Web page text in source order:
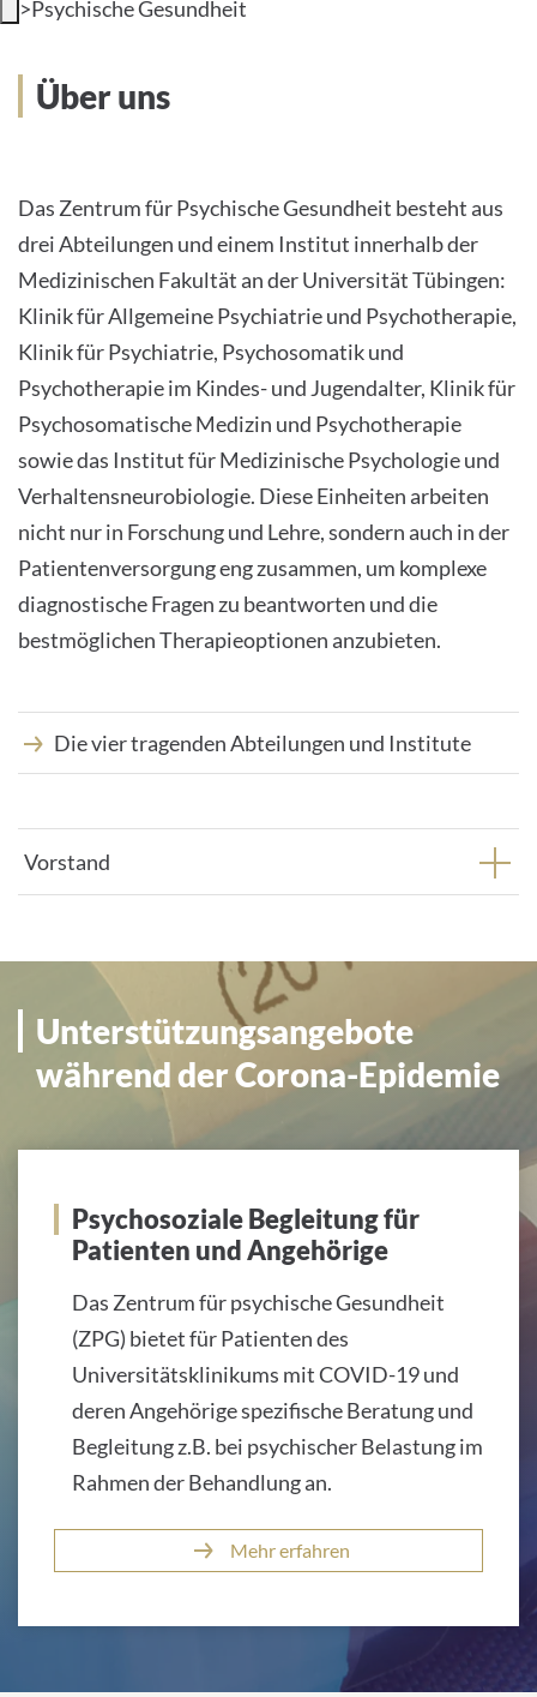
PRESSE
DAS KLINIKUM
PATIENTEN &AMP; BESUCHER
KARRIERE
KONTAKT
PRESSE
LEICHTE SPRACHE
Deutsch
Datenschutz
>Psychische Gesundheit
Über uns
Das Zentrum für Psychische Gesundheit besteht aus
drei Abteilungen und einem Institut innerhalb der
Medizinischen Fakultät an der Universität Tübingen:
Klinik für Allgemeine Psychiatrie und Psychotherapie,
Klinik für Psychiatrie, Psychosomatik und
Psychotherapie im Kindes- und Jugendalter, Klinik für
Psychosomatische Medizin und Psychotherapie
sowie das Institut für Medizinische Psychologie und
Verhaltensneurobiologie. Diese Einheiten arbeiten
nicht nur in Forschung und Lehre, sondern auch in der
Patientenversorgung eng zusammen, um komplexe
diagnostische Fragen zu beantworten und die
bestmöglichen Therapieoptionen anzubieten.
Die vier tragenden Abteilungen und Institute
Vorstand
Unterstützungsangebote
während der Corona-Epidemie
Psychosoziale Begleitung für
Patienten und Angehörige
Das Zentrum für psychische Gesundheit
(ZPG) bietet für Patienten des
Universitätsklinikums mit COVID-19 und
deren Angehörige spezifische Beratung und
Begleitung z.B. bei psychischer Belastung im
Rahmen der Behandlung an.
Mehr erfahren